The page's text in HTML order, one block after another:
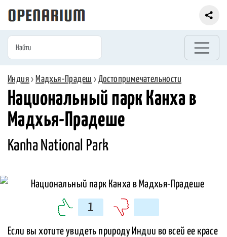
Индия › Мадхья-Прадеш › Достопримечательности
Национальный парк Канха в
Мадхья-Прадеше
Kanha National Park
1
Если вы хотите увидеть природу Индии во всей ее красе